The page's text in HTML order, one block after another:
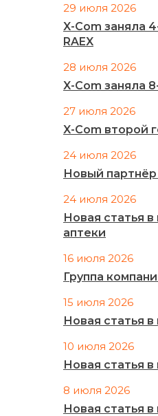
29 июля 2026
X-Com заняла
RAEX
28 июля 2026
X-Com заняла
27 июля 2026
X-Com второй
24 июля 2026
Новый
24 июля 2026
Новая статья
аптеки
16 июля 2026
Группа
15 июля 2026
Новая статья
10 июля 2026
Новая статья
8 июля 2026
Новая статья